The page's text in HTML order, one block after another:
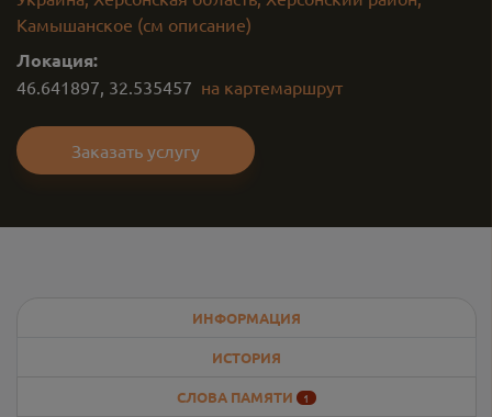
Камышанское (см описание)
Локация:
46.641897, 32.535457 на картемаршрут
Заказать услугу
ИНФОРМАЦИЯ
ИСТОРИЯ
СЛОВА ПАМЯТИ 1